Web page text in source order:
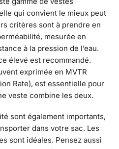
qui convient le mieux peut
critères sont à prendre en
mesurée en
à la pression de l’eau.
élevé est recommandé.
exprimée en MVTR
Rate), est essentielle pour
veste combine les deux.
sont également importants,
dans votre sac. Les
sont idéales. Pensez aussi